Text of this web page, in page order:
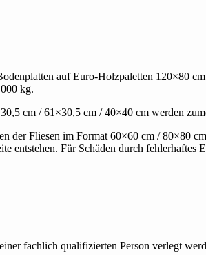
auf Euro-Holzpaletten 120×80
kg.
cm / 61×30,5 cm / 40×40 cm werden
der Fliesen im Format 60×60 cm / 80×80
entstehen. Für Schäden durch fehlerhaftes
fachlich qualifizierten Person verlegt